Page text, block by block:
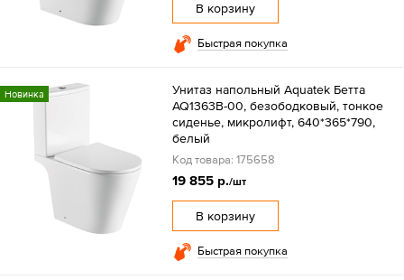
В корзину
Быстрая покупка
Новинка
Унитаз напольный Aquatek Бетта
AQ1363B-00, безободковый, тонкое
сиденье, микролифт, 640*365*790,
белый
Код товара: 175658
19 855 р./шт
В корзину
Быстрая покупка